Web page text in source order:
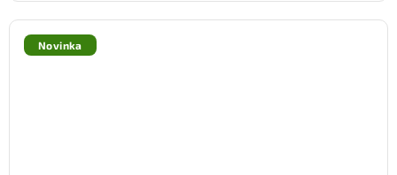
Novinka